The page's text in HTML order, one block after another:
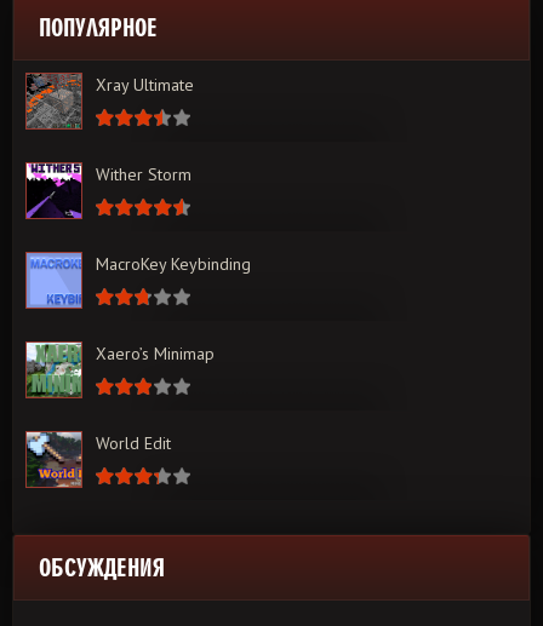
ПОПУЛЯРНОЕ
Xray Ultimate
Wither Storm
MacroKey Keybinding
Xaero’s Minimap
World Edit
ОБСУЖДЕНИЯ